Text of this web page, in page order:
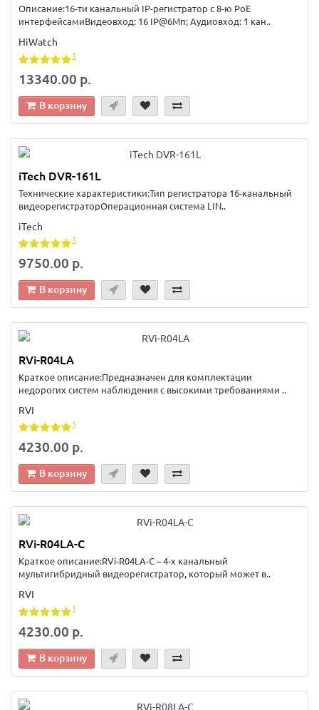
Описание:16-ти канальный IP-регистратор c 8-ю PoE
интерфейсамиВидеовход: 16 IP@6Мп; Аудиовход: 1 кан..
HiWatch
1
13340.00 р.
В корзину
iTech DVR-161L
Технические характеристики:Тип регистратора 16-канальный
видеорегистраторОперационная система LIN..
iTech
1
9750.00 р.
В корзину
RVi-R04LA
Краткое описание:Предназначен для комплектации
недорогих систем наблюдения с высокими требованиями ..
RVI
1
4230.00 р.
В корзину
RVi-R04LA-C
Краткое описание:RVi-R04LA-C – 4-х канальный
мультигибридный видеорегистратор, который может в..
RVI
1
4230.00 р.
В корзину